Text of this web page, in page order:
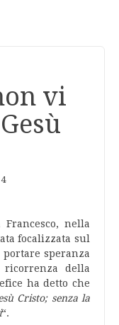
vi
nella
focalizzata sul
speranza
della
ha detto che
Cristo; senza la
“.